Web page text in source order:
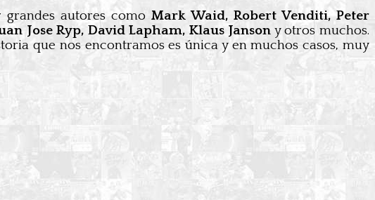
autores como Mark Waid, Robert Venditi, Peter
Jose Ryp, David Lapham, Klaus Janson y otros muchos.
que nos encontramos es única y en muchos casos, muy